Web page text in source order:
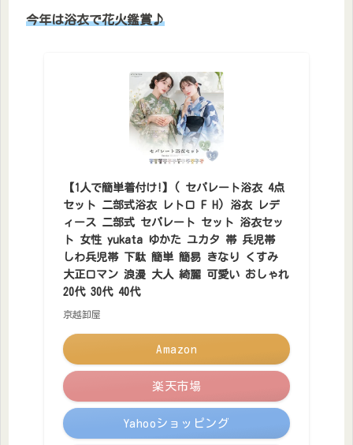
今年は浴衣で花火鑑賞♪
【1人で簡単着付け!】( セパレート浴衣 4点
セット 二部式浴衣 レトロ F H) 浴衣 レデ
ィース 二部式 セパレート セット 浴衣セッ
ト 女性 yukata ゆかた ユカタ 帯 兵児帯
しわ兵児帯 下駄 簡単 簡易 きなり くすみ
大正ロマン 浪漫 大人 綺麗 可愛い おしゃれ
20代 30代 40代
京越卸屋
Amazon
楽天市場
Yahooショッピング